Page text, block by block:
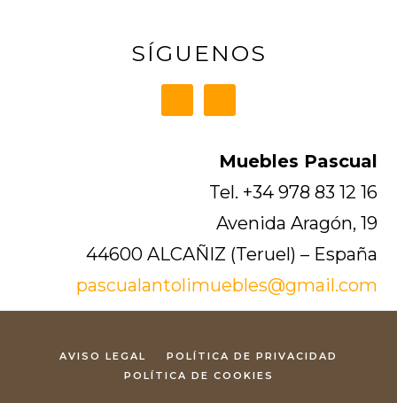
SÍGUENOS
Muebles Pascual
Tel. +34 978 83 12 16
Avenida Aragón, 19
44600 ALCAÑIZ (Teruel) – España
pascualantolimuebles@gmail.com
AVISO LEGAL
POLÍTICA DE PRIVACIDAD
POLÍTICA DE COOKIES